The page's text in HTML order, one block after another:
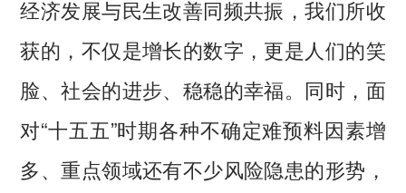
经济发展与民生改善同频共振，我们所收
获的，不仅是增长的数字，更是人们的笑
脸、社会的进步、稳稳的幸福。同时，面
对“十五五”时期各种不确定难预料因素增
多、重点领域还有不少风险隐患的形势，